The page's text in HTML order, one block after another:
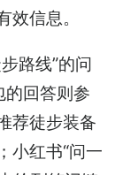
信息。
路线”的问
的回答则参
荐徒步装备
小红书“问一